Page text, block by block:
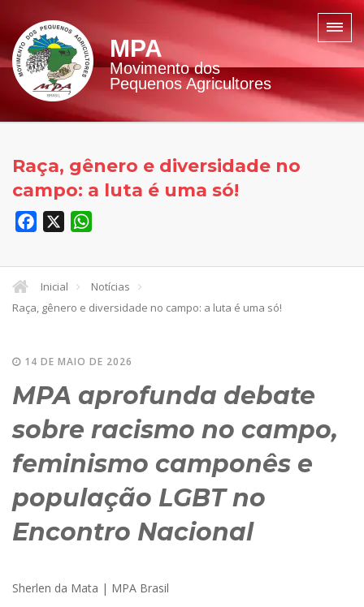
MPA
Movimento dos
Pequenos Agricultores
Raça, gênero e diversidade no
campo: a luta é uma só!
Facebook
Inicial
Notícias
Raça, gênero e diversidade no campo: a luta é uma só!
14 DE MAIO DE 2026
MPA aprofunda debate
sobre racismo no campo,
feminismo camponês e
população LGBT no
Encontro Nacional
Sherlen da Mata | MPA Brasil